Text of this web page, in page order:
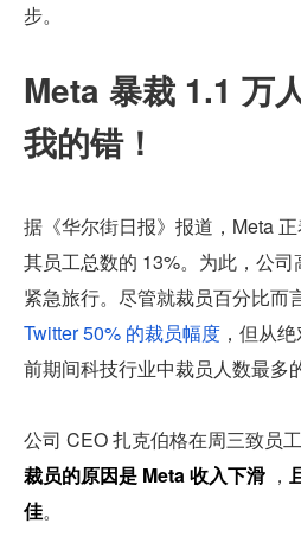
步。
Meta 暴裁 1.1 万
我的错！
据《华尔街日报》报道，Meta
其员工总数的 13%。为此，公
紧急旅行。尽管就裁员百分比而
Twitter 50% 的裁员幅度 ，但从
前期间科技行业中裁员人数最多
公司 CEO 扎克伯格在周三致员
裁员的原因是 Meta 收入下滑 ，
佳。